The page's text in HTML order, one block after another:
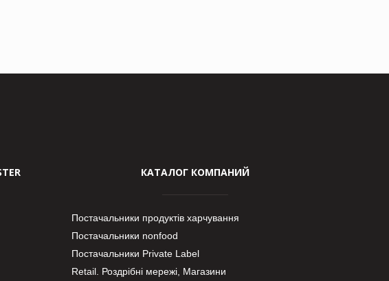
КАТАЛОГ КОМПАНИЙ
Постачальники продуктів харчування
Постачальники nonfood
Постачальники Private Label
Retail. Роздрібні мережі, Магазини